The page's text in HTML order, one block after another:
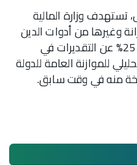
تستهدف وزارة المالية
وغيرها من أدوات الدين
بنحو 3.57 تريليون جنيه، بزيادة 25% عن التقديرات في
للموازنة العامة للدولة
منه في وقت سابق.